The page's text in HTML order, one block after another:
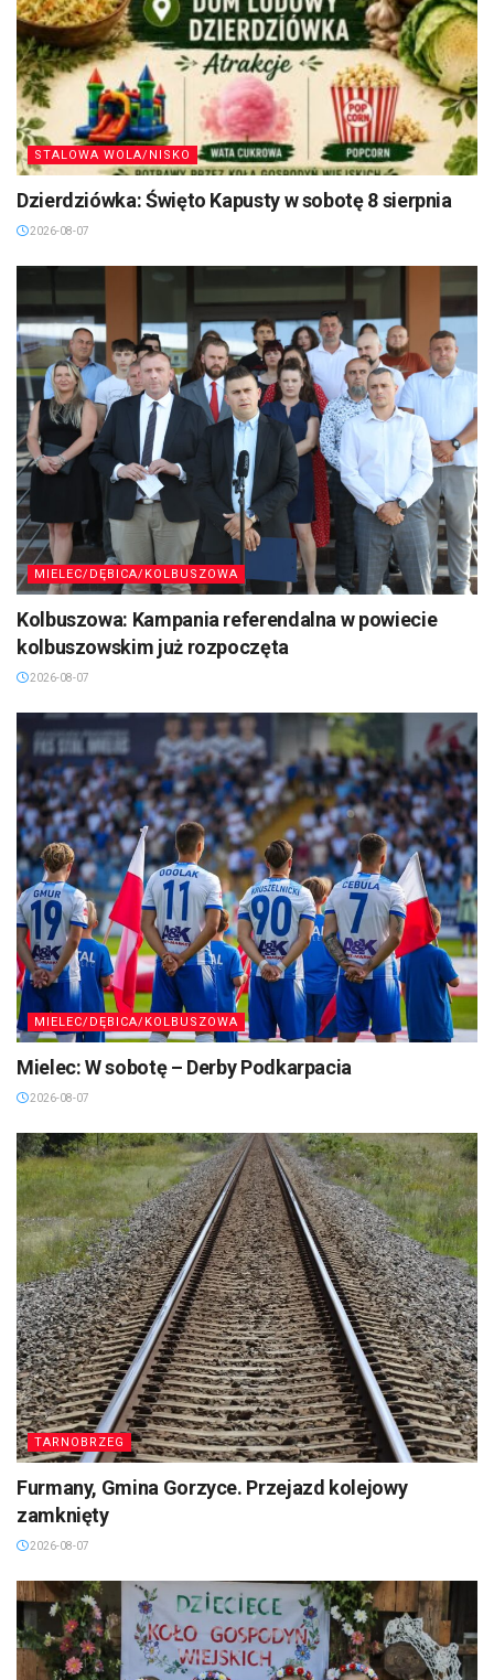
STALOWA WOLA/NISKO
Dzierdziówka: Święto Kapusty w sobotę 8 sierpnia
2026-08-07
MIELEC/DĘBICA/KOLBUSZOWA
Kolbuszowa: Kampania referendalna w powiecie
kolbuszowskim już rozpoczęta
2026-08-07
MIELEC/DĘBICA/KOLBUSZOWA
Mielec: W sobotę – Derby Podkarpacia
2026-08-07
TARNOBRZEG
Furmany, Gmina Gorzyce. Przejazd kolejowy
zamknięty
2026-08-07